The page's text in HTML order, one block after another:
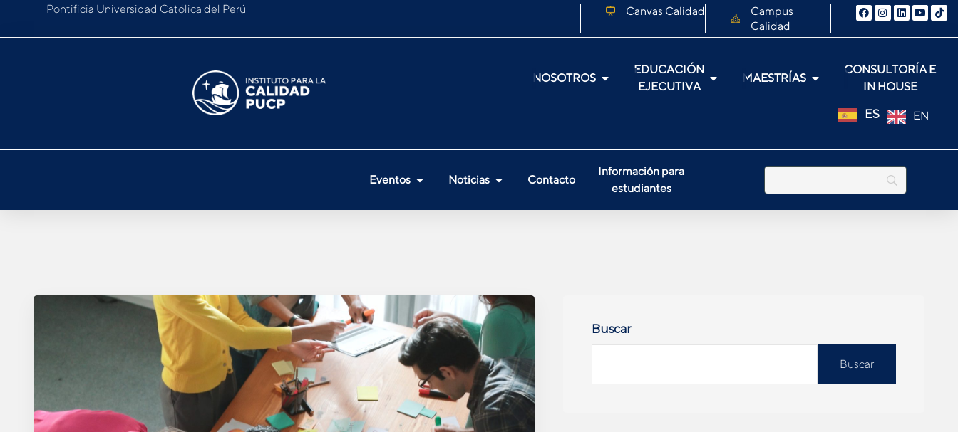
Pontificia Universidad Católica del Perú Canvas Calidad
Campus
Calidad
NOSOTROS
EDUCACIÓN
EJECUTIVA
MAESTRÍAS
CONSULTORÍA E
IN HOUSE
ES EN
Eventos Noticias Contacto
Información para
estudiantes
Buscar
Buscar